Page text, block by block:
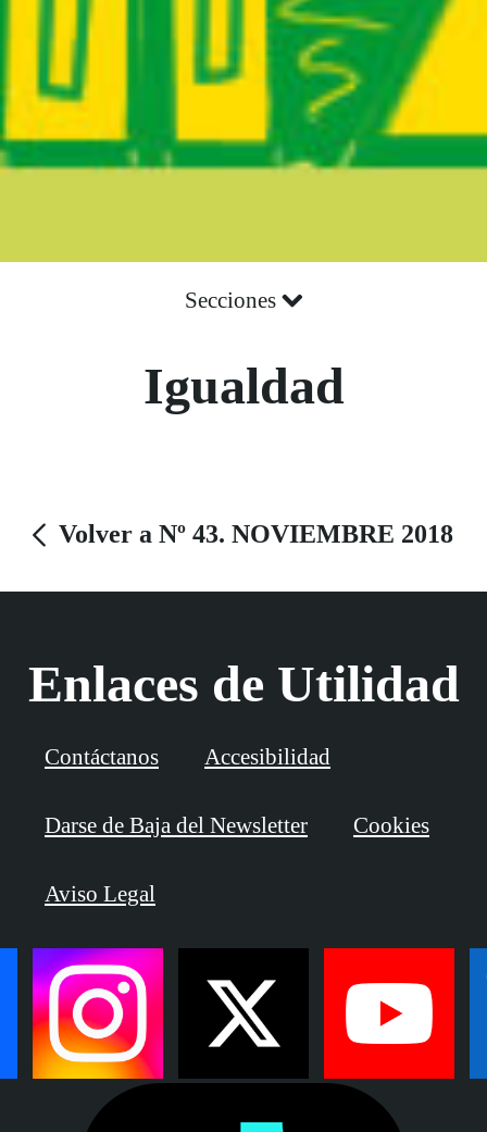
Secciones
Igualdad
Volver a Nº 43. NOVIEMBRE 2018
Enlaces de Utilidad
Contáctanos Accesibilidad
Darse de Baja del Newsletter Cookies
Aviso Legal